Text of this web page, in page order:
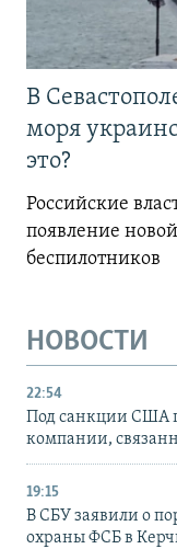
В
моря
это?
Российские
появление
беспилотников
НОВОСТИ
22:54
Под санкции США
компании,
19:15
В СБУ заявили о
охраны ФСБ в